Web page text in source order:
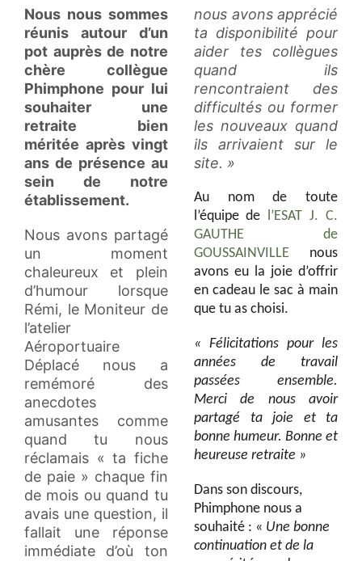
Nous nous sommes
réunis autour d’un
pot auprès de notre
chère collègue
Phimphone pour lui
souhaiter une
retraite bien
méritée après vingt
ans de présence au
sein de notre
établissement.
Nous avons partagé
un moment
chaleureux et plein
d’humour lorsque
Rémi, le Moniteur de
l’atelier
Aéroportuaire
Déplacé nous a
remémoré des
anecdotes
amusantes comme
quand tu nous
réclamais « ta fiche
de paie » chaque fin
de mois ou quand tu
avais une question, il
fallait une réponse
immédiate d’où ton
nous avons apprécié
ta disponibilité pour
aider tes collègues
quand ils
rencontraient des
difficultés ou former
les nouveaux quand
ils arrivaient sur le
site. »
Au nom de toute
l’équipe de l’ESAT J. C.
GAUTHE de
GOUSSAINVILLE nous
avons eu la joie d’offrir
en cadeau le sac à main
que tu as choisi.
« Félicitations pour les
années de travail
passées ensemble.
Merci de nous avoir
partagé ta joie et ta
bonne humeur. Bonne et
heureuse retraite »
Dans son discours,
Phimphone nous a
souhaité : « Une bonne
continuation et de la